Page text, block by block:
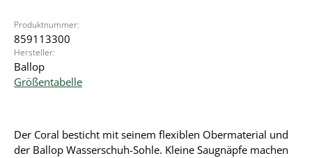
Produktnummer:
859113300
Hersteller:
Ballop
Größentabelle
Der Coral besticht mit seinem flexiblen Obermaterial und
der Ballop Wasserschuh-Sohle. Kleine Saugnäpfe machen